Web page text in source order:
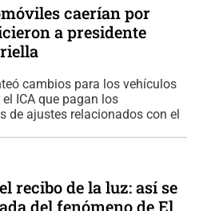
caerían por
a presidente
cambios para los vehículos
ICA que pagan los
de ajustes relacionados con el
recibo de la luz: así se
del fenómeno de El